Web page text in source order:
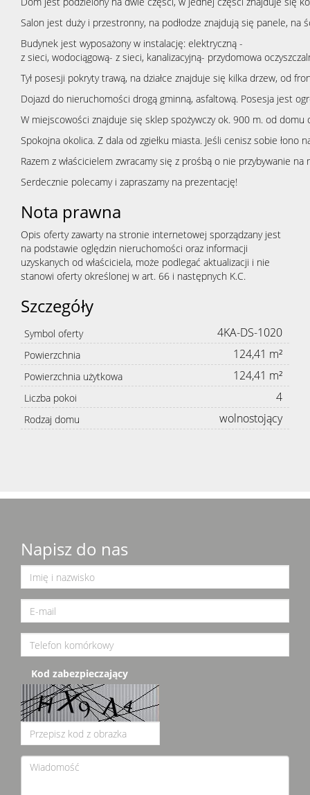
Salon jest duży i przestronny, na podłodze znajdują się panele, na
Budynek jest wyposażony w instalację: elektryczną -
z sieci, wodociągową- z sieci, kanalizacyjną- przydomowa
Tył posesji pokryty trawą, na działce znajduje się kilka drzew, od
Dojazd do nieruchomości drogą gminną, asfaltową. Posesja jest
W miejscowości znajduje się sklep spożywczy ok. 900 m. od
Spokojna okolica. Z dala od zgiełku miasta. Jeśli cenisz sobie
Razem z właścicielem zwracamy się z prośbą o nie przybywanie
Serdecznie polecamy i zapraszamy na prezentację!
Nota prawna
Opis oferty zawarty na stronie internetowej sporządzany jest
na podstawie oględzin nieruchomości oraz informacji
uzyskanych od właściciela, może podlegać aktualizacji i nie
stanowi oferty określonej w art. 66 i następnych K.C.
Szczegóły
Symbol oferty 4KA-DS-1020
Powierzchnia 124,41 m²
Powierzchnia użytkowa 124,41 m²
Liczba pokoi 4
Rodzaj domu wolnostojący
Napisz do nas
Kod zabezpieczający